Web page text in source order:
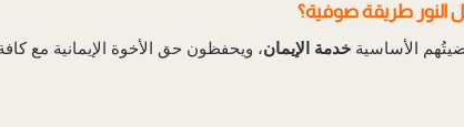
طريقة صوفية؟
الأساسيةخدمة الإيمان